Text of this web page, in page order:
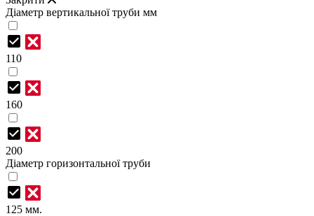
Діаметр вертикальної труби мм
110
160
200
Діаметр горизонтальної труби
125 мм.